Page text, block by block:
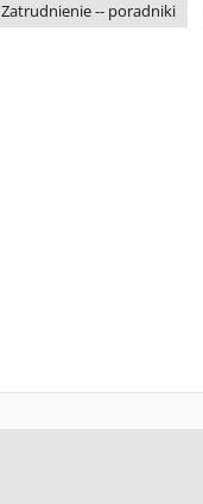
Zatrudnienie -- poradniki